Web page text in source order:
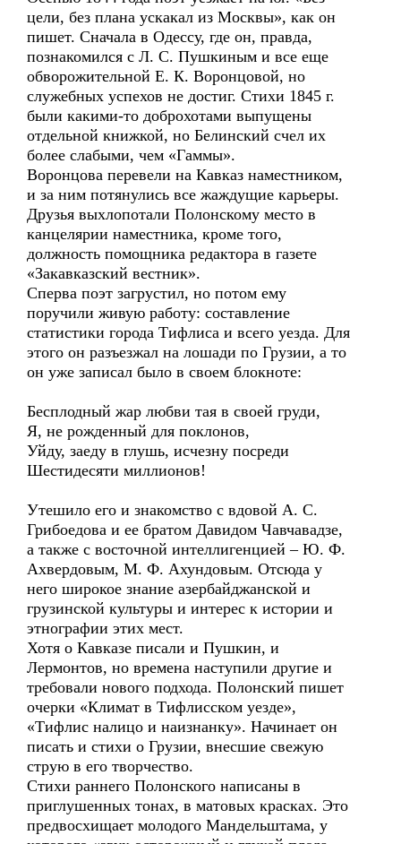
цели, без плана ускакал из Москвы», как он
пишет. Сначала в Одессу, где он, правда,
познакомился с Л. С. Пушкиным и все еще
обворожительной Е. К. Воронцовой, но
служебных успехов не достиг. Стихи 1845 г.
были какими-то доброхотами выпущены
отдельной книжкой, но Белинский счел их
более слабыми, чем «Гаммы».
Воронцова перевели на Кавказ наместником,
и за ним потянулись все жаждущие карьеры.
Друзья выхлопотали Полонскому место в
канцелярии наместника, кроме того,
должность помощника редактора в газете
«Закавказский вестник».
Сперва поэт загрустил, но потом ему
поручили живую работу: составление
статистики города Тифлиса и всего уезда. Для
этого он разъезжал на лошади по Грузии, а то
он уже записал было в своем блокноте:
Бесплодный жар любви тая в своей груди,
Я, не рожденный для поклонов,
Уйду, заеду в глушь, исчезну посреди
Шестидесяти миллионов!
Утешило его и знакомство с вдовой А. С.
Грибоедова и ее братом Давидом Чавчавадзе,
а также с восточной интеллигенцией – Ю. Ф.
Ахвердовым, М. Ф. Ахундовым. Отсюда у
него широкое знание азербайджанской и
грузинской культуры и интерес к истории и
этнографии этих мест.
Хотя о Кавказе писали и Пушкин, и
Лермонтов, но времена наступили другие и
требовали нового подхода. Полонский пишет
очерки «Климат в Тифлисском уезде»,
«Тифлис налицо и наизнанку». Начинает он
писать и стихи о Грузии, внесшие свежую
струю в его творчество.
Стихи раннего Полонского написаны в
приглушенных тонах, в матовых красках. Это
предвосхищает молодого Мандельштама, у